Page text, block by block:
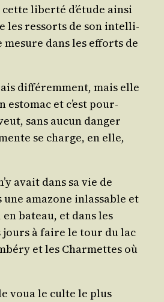
liber­té d’étude ain­si
les res­sorts de son intel­li­
dans les efforts de
dif­fé­rem­ment, mais elle
esto­mac et c’est pour­
sans aucun dan­ger
se charge, en elle,
avait dans sa vie de
ama­zone inlas­sable et
bateau, et dans les
jours à faire le tour du lac
et les Char­mettes où
voua le culte le plus